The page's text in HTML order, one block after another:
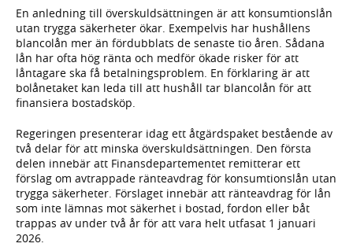
En anledning till överskuldsättningen är att konsumtionslån
utan trygga säkerheter ökar. Exempelvis har hushållens
blancolån mer än fördubblats de senaste tio åren. Sådana
lån har ofta hög ränta och medför ökade risker för att
låntagare ska få betalningsproblem. En förklaring är att
bolånetaket kan leda till att hushåll tar blancolån för att
finansiera bostadsköp.
Regeringen presenterar idag ett åtgärdspaket bestående av
två delar för att minska överskuldsättningen. Den första
delen innebär att Finansdepartementet remitterar ett
förslag om avtrappade ränteavdrag för konsumtionslån utan
trygga säkerheter. Förslaget innebär att ränteavdrag för lån
som inte lämnas mot säkerhet i bostad, fordon eller båt
trappas av under två år för att vara helt utfasat 1 januari
2026.